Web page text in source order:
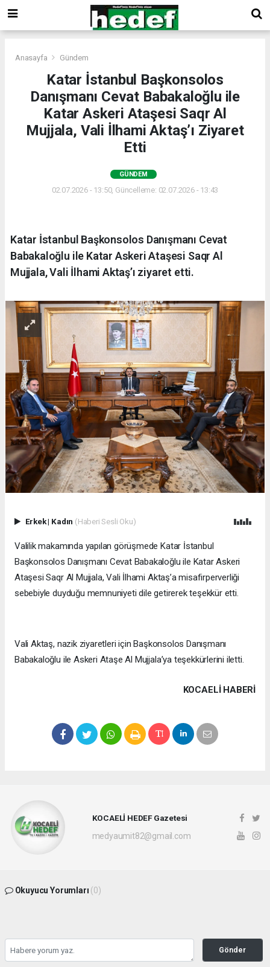
Anasayfa Gündem
Katar İstanbul Başkonsolos
Danışmanı Cevat Babakaloğlu ile
Katar Askeri Ataşesi Saqr Al
Mujjala, Vali İlhami Aktaş’ı Ziyaret
Etti
GÜNDEM
02.07.2026 - 13:50, Güncelleme: 02.07.2026 - 13:43
Katar İstanbul Başkonsolos Danışmanı Cevat
Babakaloğlu ile Katar Askeri Ataşesi Saqr Al
Mujjala, Vali İlhami Aktaş’ı ziyaret etti.
Erkek| Kadın (Haberi Sesli Oku)
Valilik makamında yapılan görüşmede Katar İstanbul
Başkonsolos Danışmanı Cevat Babakaloğlu ile Katar Askeri
Ataşesi Saqr Al Mujjala, Vali İlhami Aktaş’a misafirperverliği
sebebiyle duyduğu memnuniyeti dile getirerek teşekkür etti.
Vali Aktaş, nazik ziyaretleri için Başkonsolos Danışmanı
Babakaloğlu ile Askeri Ataşe Al Mujjala’ya teşekkürlerini iletti.
KOCAELI HABERİ
KOCAELİ HEDEF Gazetesi
medyaumit82@gmail.com
Okuyucu Yorumları (0)
Gönder